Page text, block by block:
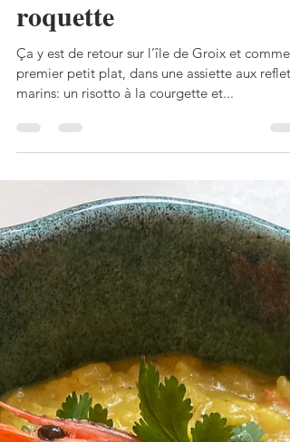
Perli Pascale
Risotto à la courgette et
roquette
Ça y est de retour sur l’île de Groix et comme
premier petit plat, dans une assiette aux reflets
marins: un risotto à la courgette et...